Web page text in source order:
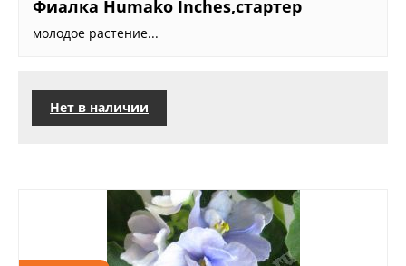
Фиалка Humako Inches,стартер
молодое растение...
Нет в наличии